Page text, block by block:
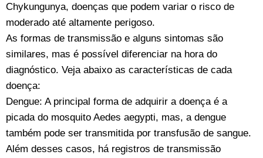
Chykungunya, doenças que podem variar o risco de
moderado até altamente perigoso.
As formas de transmissão e alguns sintomas são
similares, mas é possível diferenciar na hora do
diagnóstico. Veja abaixo as características de cada
doença:
Dengue: A principal forma de adquirir a doença é a
picada do mosquito Aedes aegypti, mas, a dengue
também pode ser transmitida por transfusão de sangue.
Além desses casos, há registros de transmissão